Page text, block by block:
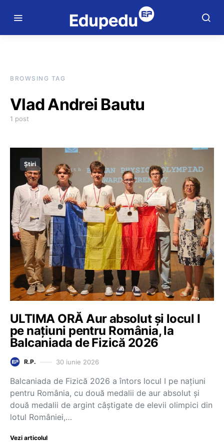
BROWSING TAG
Vlad Andrei Bautu
1 post
Știri
ULTIMA ORĂ Aur absolut și locul I
pe națiuni pentru România, la
Balcaniada de Fizică 2026
R.P. 30 iunie 2026
Balcaniada de Fizică 2026 a întors locul I pe națiuni
pentru România, cu două medalii de aur absolut și
două medalii de argint câștigate de elevii olimpici din
lotul României,…
Vezi articolul